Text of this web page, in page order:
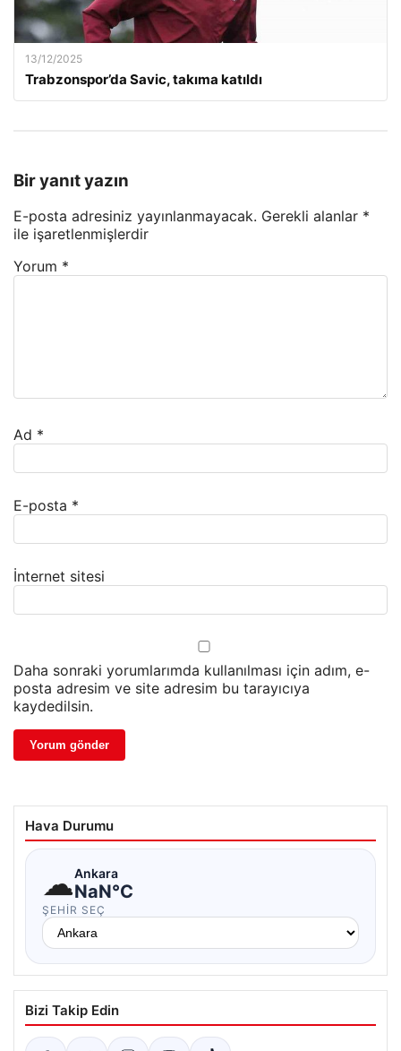
13/12/2025
Trabzonspor’da Savic, takıma katıldı
Bir yanıt yazın
E-posta adresiniz yayınlanmayacak. Gerekli alanlar *
ile işaretlenmişlerdir
Yorum *
Ad *
E-posta *
İnternet sitesi
Daha sonraki yorumlarımda kullanılması için adım, e-
posta adresim ve site adresim bu tarayıcıya
kaydedilsin.
Hava Durumu
☁Ankara
NaN°C
ŞEHIR SEÇ
Bizi Takip Edin